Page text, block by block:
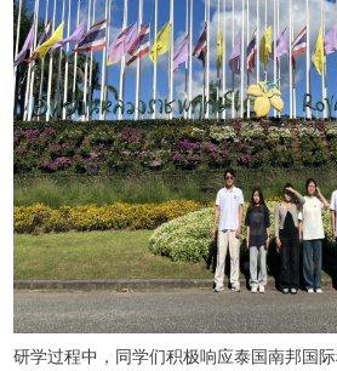
研学过程中，同学们积极响应泰国南邦国